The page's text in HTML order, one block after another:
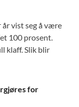
vist seg å være
100 prosent.
klaff. Slik blir
for